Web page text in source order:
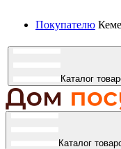
Покупателю
Каталог
Каталог